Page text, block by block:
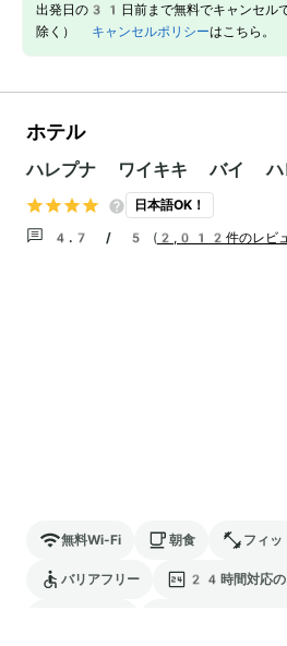
出発日の31日前まで無料でキャンセル
除く） キャンセルポリシーはこちら。
ホテル
ハレプナ ワイキキ バイ ハ
日本語OK！
4.7 / 5 ( 2,012件のレビ
無料Wi-Fi 朝食 フィッ
バリアフリー 24時間対応の
電気自動車の充電